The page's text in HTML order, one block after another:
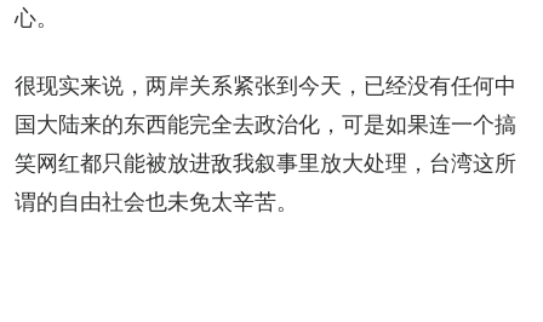
心。
很现实来说，两岸关系紧张到今天，已经没有任何中
国大陆来的东西能完全去政治化，可是如果连一个搞
笑网红都只能被放进敌我叙事里放大处理，台湾这所
谓的自由社会也未免太辛苦。